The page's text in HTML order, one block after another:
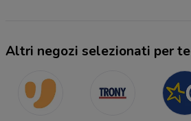
Altri negozi selezionati per te